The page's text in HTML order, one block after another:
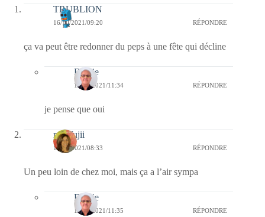
TRUBLION
16/10/2021/09:20 RÉPONDRE
ça va peut être redonner du peps à une fête qui décline
Bernie
16/10/2021/11:34 RÉPONDRE
je pense que oui
missfujii
16/10/2021/08:33 RÉPONDRE
Un peu loin de chez moi, mais ça a l’air sympa
Bernie
16/10/2021/11:35 RÉPONDRE